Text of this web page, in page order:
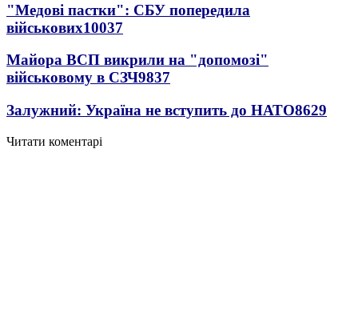
"Медові пастки": СБУ попередила
військових10037
Майора ВСП викрили на "допомозі"
військовому в СЗЧ9837
Залужний: Україна не вступить до НАТО8629
Читати коментарі